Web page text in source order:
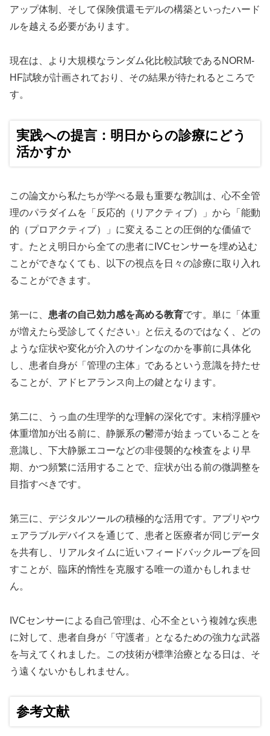
アップ体制、そして保険償還モデルの構築といったハード
ルを越える必要があります。
現在は、より大規模なランダム化比較試験であるNORM-
HF試験が計画されており、その結果が待たれるところで
す。
実践への提言：明日からの診療にどう
活かすか
この論文から私たちが学べる最も重要な教訓は、心不全管
理のパラダイムを「反応的（リアクティブ）」から「能動
的（プロアクティブ）」に変えることの圧倒的な価値で
す。たとえ明日から全ての患者にIVCセンサーを埋め込む
ことができなくても、以下の視点を日々の診療に取り入れ
ることができます。
第一に、 患者の自己効力感を高める教育です。単に「体重
が増えたら受診してください」と伝えるのではなく、どの
ような症状や変化が介入のサインなのかを事前に具体化
し、患者自身が「管理の主体」であるという意識を持たせ
ることが、アドヒアランス向上の鍵となります。
第二に、うっ血の生理学的な理解の深化です。末梢浮腫や
体重増加が出る前に、静脈系の鬱滞が始まっていることを
意識し、下大静脈エコーなどの非侵襲的な検査をより早
期、かつ頻繁に活用することで、症状が出る前の微調整を
目指すべきです。
第三に、デジタルツールの積極的な活用です。アプリやウ
ェアラブルデバイスを通じて、患者と医療者が同じデータ
を共有し、リアルタイムに近いフィードバックループを回
すことが、臨床的惰性を克服する唯一の道かもしれませ
ん。
IVCセンサーによる自己管理は、心不全という複雑な疾患
に対して、患者自身が「守護者」となるための強力な武器
を与えてくれました。この技術が標準治療となる日は、そ
う遠くないかもしれません。
参考文献